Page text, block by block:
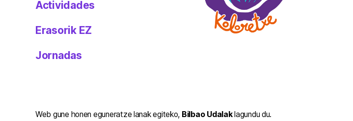
Actividades
Erasorik EZ
Jornadas
Web gune honen eguneratze lanak egiteko, Bilbao Udalaklagundu du.